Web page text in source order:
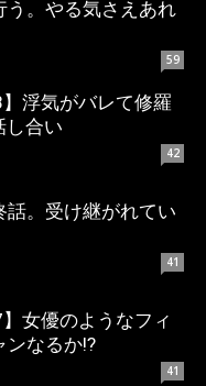
う。やる気さえあれ
59
】浮気がバレて修羅
し合い
42
話。受け継がれてい
41
女優のようなフィ
ンなるか!?
41